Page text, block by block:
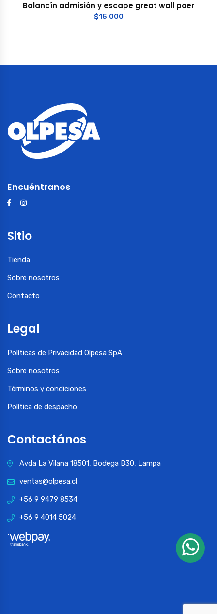
Balancín admisión y escape great wall poer
$15.000
Encuéntranos
Sitio
Tienda
Sobre nosotros
Contacto
Legal
Políticas de Privacidad Olpesa SpA
Sobre nosotros
Términos y condiciones
Política de despacho
Contactános
Avda La Vilana 18501, Bodega B30, Lampa
ventas@olpesa.cl
+56 9 9479 8534
+56 9 4014 5024